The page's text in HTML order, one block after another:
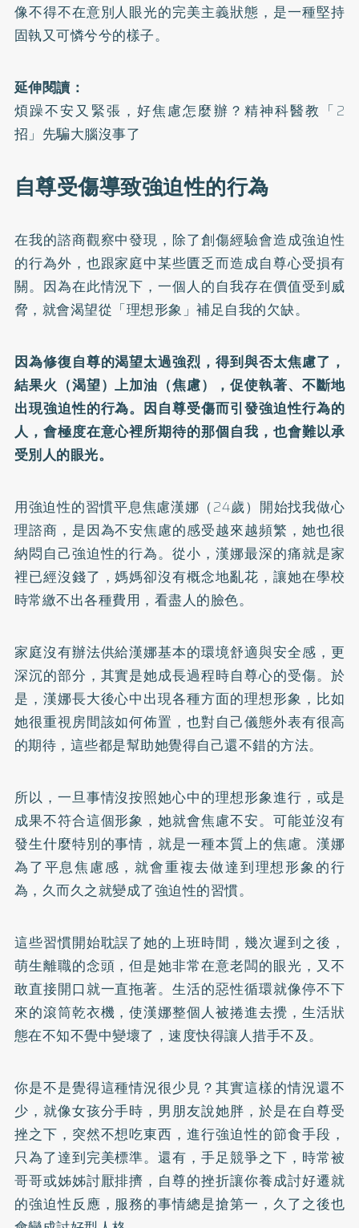
像不得不在意別人眼光的完美主義狀態，是一種堅持
固執又可憐兮兮的樣子。
延伸閱讀：
煩躁不安又緊張，好焦慮怎麼辦？精神科醫教「2
招」先騙大腦沒事了
自尊受傷導致強迫性的行為
在我的諮商觀察中發現，除了創傷經驗會造成強迫性
的行為外，也跟家庭中某些匱乏而造成自尊心受損有
關。因為在此情況下，一個人的自我存在價值受到威
脅，就會渴望從「理想形象」補足自我的欠缺。
因為修復自尊的渴望太過強烈，得到與否太焦慮了，
結果火（渴望）上加油（焦慮），促使執著、不斷地
出現強迫性的行為。因自尊受傷而引發強迫性行為的
人，會極度在意心裡所期待的那個自我，也會難以承
受別人的眼光。
用強迫性的習慣平息焦慮漢娜（24歲）開始找我做心
理諮商，是因為不安焦慮的感受越來越頻繁，她也很
納悶自己強迫性的行為。從小，漢娜最深的痛就是家
裡已經沒錢了，媽媽卻沒有概念地亂花，讓她在學校
時常繳不出各種費用，看盡人的臉色。
家庭沒有辦法供給漢娜基本的環境舒適與安全感，更
深沉的部分，其實是她成長過程時自尊心的受傷。於
是，漢娜長大後心中出現各種方面的理想形象，比如
她很重視房間該如何佈置，也對自己儀態外表有很高
的期待，這些都是幫助她覺得自己還不錯的方法。
所以，一旦事情沒按照她心中的理想形象進行，或是
成果不符合這個形象，她就會焦慮不安。可能並沒有
發生什麼特別的事情，就是一種本質上的焦慮。漢娜
為了平息焦慮感，就會重複去做達到理想形象的行
為，久而久之就變成了強迫性的習慣。
這些習慣開始耽誤了她的上班時間，幾次遲到之後，
萌生離職的念頭，但是她非常在意老闆的眼光，又不
敢直接開口就一直拖著。生活的惡性循環就像停不下
來的滾筒乾衣機，使漢娜整個人被捲進去攪，生活狀
態在不知不覺中變壞了，速度快得讓人措手不及。
你是不是覺得這種情況很少見？其實這樣的情況還不
少，就像女孩分手時，男朋友說她胖，於是在自尊受
挫之下，突然不想吃東西，進行強迫性的節食手段，
只為了達到完美標準。還有，手足競爭之下，時常被
哥哥或姊姊討厭排擠，自尊的挫折讓你養成討好遷就
的強迫性反應，服務的事情總是搶第一，久了之後也